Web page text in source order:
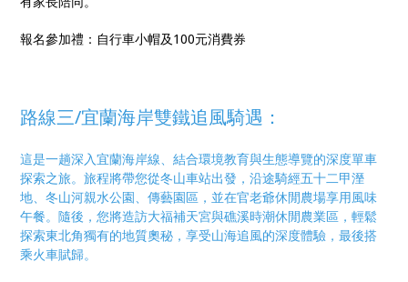
報名參加禮：自行車小帽及100元消費券
路線三/宜蘭海岸雙鐵追風騎遇：
這是一趟深入宜蘭海岸線、結合環境教育與生態導覽的深度單車
探索之旅。旅程將帶您從冬山車站出發，沿途騎經五十二甲溼
地、冬山河親水公園、傳藝園區，並在官老爺休閒農場享用風味
午餐。隨後，您將造訪大福補天宮與礁溪時潮休閒農業區，輕鬆
探索東北角獨有的地質奧秘，享受山海追風的深度體驗，最後搭
乘火車賦歸。